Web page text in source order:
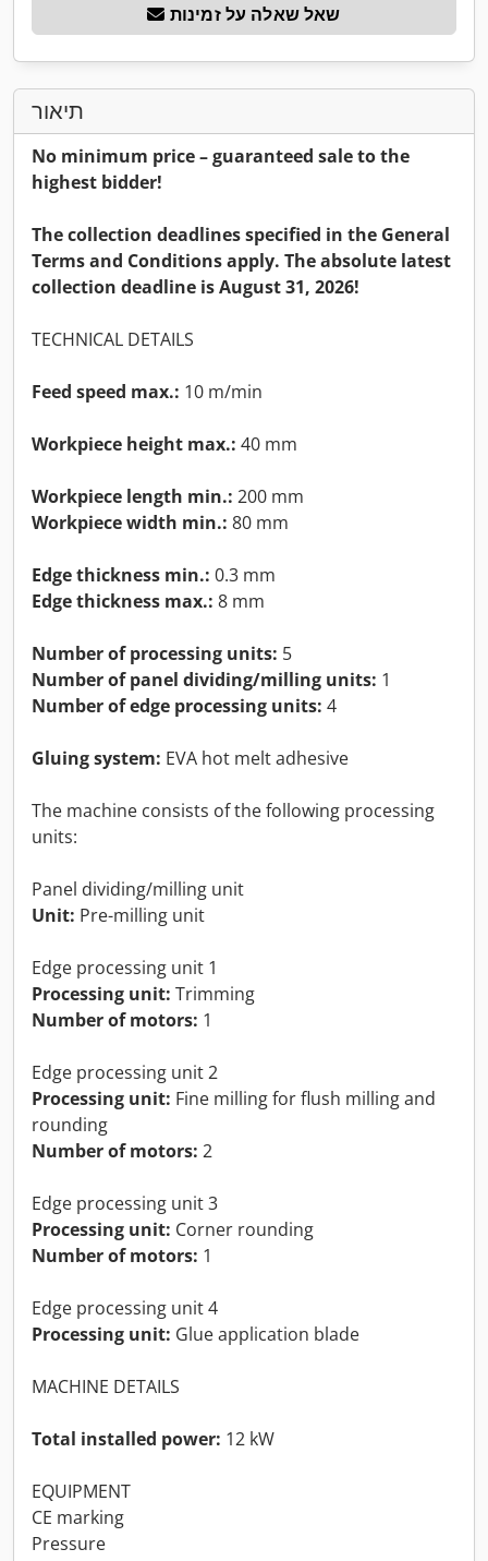
שאל שאלה על זמינות
תיאור
No minimum price – guaranteed sale to the
highest bidder!
The collection deadlines specified in the General
Terms and Conditions apply. The absolute latest
collection deadline is August 31, 2026!
TECHNICAL DETAILS
Feed speed max.: 10 m/min
Workpiece height max.: 40 mm
Workpiece length min.: 200 mm
Workpiece width min.: 80 mm
Edge thickness min.: 0.3 mm
Edge thickness max.: 8 mm
Number of processing units: 5
Number of panel dividing/milling units: 1
Number of edge processing units: 4
Gluing system: EVA hot melt adhesive
The machine consists of the following processing
units:
Panel dividing/milling unit
Unit: Pre-milling unit
Edge processing unit 1
Processing unit: Trimming
Number of motors: 1
Edge processing unit 2
Processing unit: Fine milling for flush milling and
rounding
Number of motors: 2
Edge processing unit 3
Processing unit: Corner rounding
Number of motors: 1
Edge processing unit 4
Processing unit: Glue application blade
MACHINE DETAILS
Total installed power: 12 kW
EQUIPMENT
CE marking
Pressure